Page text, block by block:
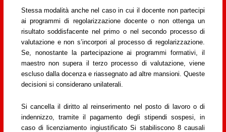
Stessa modalità anche nel caso in cui il docente non partecipi
ai programmi di regolarizzazione docente o non ottenga un
risultato soddisfacente nel primo o nel secondo processo di
valutazione e non s’incorpori al processo di regolarizzazione.
Se, nonostante la partecipazione ai programmi formativi, il
maestro non supera il terzo processo di valutazione, viene
escluso dalla docenza e riassegnato ad altre mansioni. Queste
decisioni si considerano unilaterali.
Si cancella il diritto al reinserimento nel posto di lavoro o di
indennizzo, tramite il pagamento degli stipendi sospesi, in
caso di licenziamento ingiustificato Si stabiliscono 8 causali